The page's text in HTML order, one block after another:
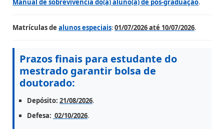
Manual de sobrevivência do(a) aluno(a) de pós-graduação.
Matrículas de alunos especiais:01/07/2026 até 10/07/2026.
Prazos finais para estudante do
mestrado garantir bolsa de
doutorado:
Depósito: 21/08/2026.
Defesa: 02/10/2026.